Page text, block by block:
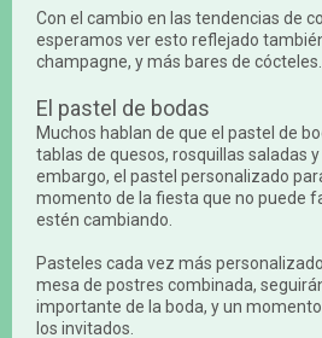
Con el cambio en las tendencias de
esperamos ver esto reflejado
champagne, y más bares de cócteles.
El pastel de bodas
Muchos hablan de que el pastel de
tablas de quesos, rosquillas saladas
embargo, el pastel personalizado
momento de la fiesta que no puede
estén cambiando.
Pasteles cada vez más
mesa de postres combinada,
importante de la boda, y un
los invitados.